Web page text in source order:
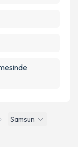
Samsun